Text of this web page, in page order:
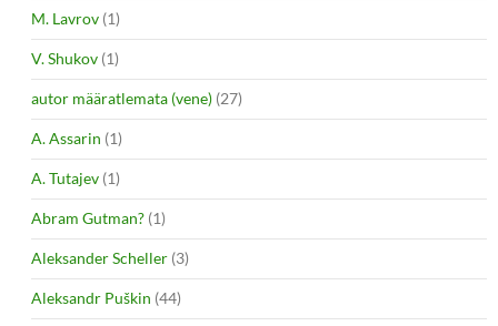
M. Lavrov (1)
V. Shukov (1)
autor määratlemata (vene) (27)
A. Assarin (1)
A. Tutajev (1)
Abram Gutman? (1)
Aleksander Scheller (3)
Aleksandr Puškin (44)